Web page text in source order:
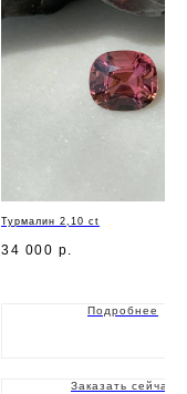
Турмалин 2,10 ct
34 000 р.
Подробнее
Заказать сейчас